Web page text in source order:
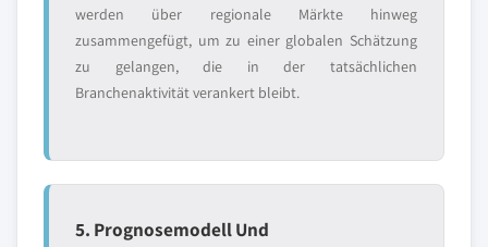
werden über regionale Märkte hinweg
zusammengefügt, um zu einer globalen Schätzung
zu gelangen, die in der tatsächlichen
Branchenaktivität verankert bleibt.
5. Prognosemodell Und